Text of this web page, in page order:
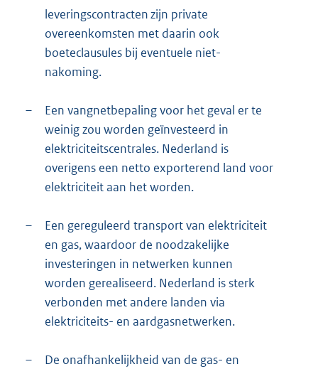
leveringscontracten zijn private
overeenkomsten met daarin ook
boeteclausules bij eventuele niet-
nakoming.
–
Een vangnetbepaling voor het geval er te
weinig zou worden geïnvesteerd in
elektriciteitscentrales. Nederland is
overigens een netto exporterend land voor
elektriciteit aan het worden.
–
Een gereguleerd transport van elektriciteit
en gas, waardoor de noodzakelijke
investeringen in netwerken kunnen
worden gerealiseerd. Nederland is sterk
verbonden met andere landen via
elektriciteits- en aardgasnetwerken.
–
De onafhankelijkheid van de gas- en